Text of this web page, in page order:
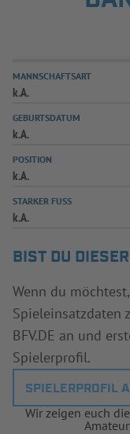
AUSBILDUNG &
MANNSCHAFTSART
k.A.
GEBURTSDATUM
k.A.
POSITION
k.A.
STARKER FUSS
k.A.
BIST DU
Wenn du
Spieleinsatzdaten
BFV.DE an und
Spielerprofil.
SPIELERPROFIL
Wir zeigen euch